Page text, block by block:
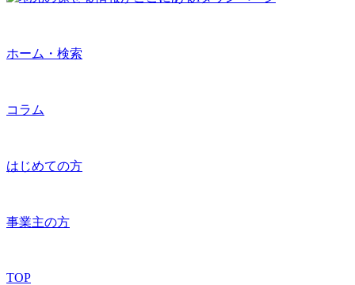
ホーム・検索
コラム
はじめての方
事業主の方
TOP